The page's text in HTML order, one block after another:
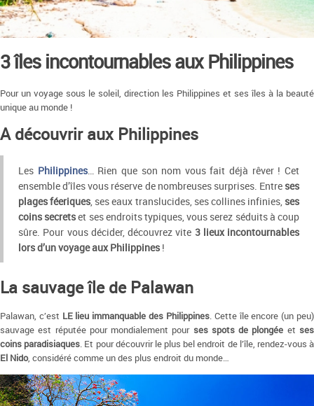
3 îles incontournables aux Philippines
Pour un voyage sous le soleil, direction les Philippines et ses îles à la beauté
unique au monde !
A découvrir aux Philippines
Les Philippines… Rien que son nom vous fait déjà rêver ! Cet
ensemble d’îles vous réserve de nombreuses surprises. Entre ses
plages féeriques, ses eaux translucides, ses collines infinies, ses
coins secretset ses endroits typiques, vous serez séduits à coup
sûre. Pour vous décider, découvrez vite 3 lieux incontournables
lors d’un voyage aux Philippines !
La sauvage île de Palawan
Palawan, c’est LE lieu immanquable des Philippines. Cette île encore (un peu)
sauvage est réputée pour mondialement pour ses spots de plongée et ses
coins paradisiaques. Et pour découvrir le plus bel endroit de l’île, rendez-vous à
El Nido, considéré comme un des plus endroit du monde…